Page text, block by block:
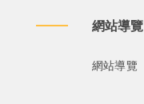
網站導覽
網站導覽